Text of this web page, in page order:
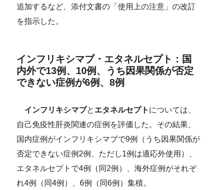
追加するなど、添付文書の「使用上の注意」の改訂
を指示した。
インフリキシマブ・エタネルセプト：国
内外で13例、10例、うち因果関係が否定
できない症例が6例、8例
インフリキシマブと エタネルセプト については、
自己免疫性肝炎関連の症例を評価した。その結果、
国内症例がインフリキシマブで9例（うち因果関係が
否定できない症例2例、ただし1例は適応外使用）、
エタネルセプトで4例（同2例）、海外症例がそれぞ
れ4例（同4例）、6例（同6例）集積。